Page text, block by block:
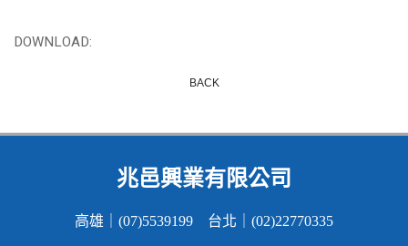
DOWNLOAD:
BACK
兆邑興業有限公司
高雄｜(07)5539199 台北｜(02)22770335